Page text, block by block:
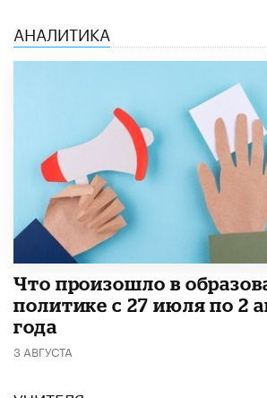
АНАЛИТИКА
​Что произошло в
политике с 27 июля по 2
года
3 АВГУСТА